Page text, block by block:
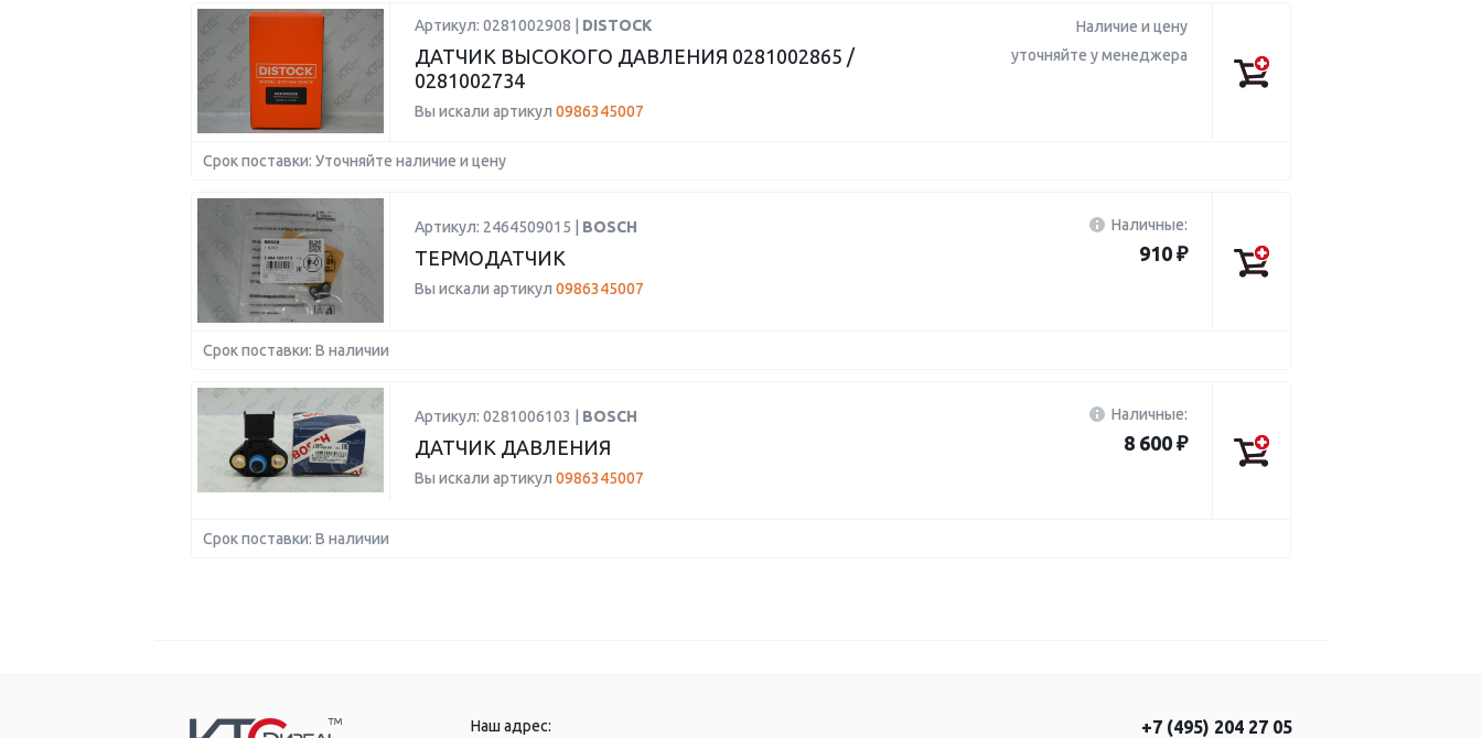
Артикул: 0281002908 | DISTOCK
ДАТЧИК ВЫСОКОГО ДАВЛЕНИЯ 0281002865 /
0281002734
Вы искали артикул 0986345007
Наличие и цену
уточняйте у менеджера
Срок поставки: Уточняйте наличие и цену
Артикул: 2464509015 | BOSCH
ТЕРМОДАТЧИК
Вы искали артикул 0986345007
Наличные:
910 ₽
Срок поставки: В наличии
Артикул: 0281006103 | BOSCH
ДАТЧИК ДАВЛЕНИЯ
Вы искали артикул 0986345007
Наличные:
8 600 ₽
Срок поставки: В наличии
Наш адрес:
+7 (495) 204 27 05